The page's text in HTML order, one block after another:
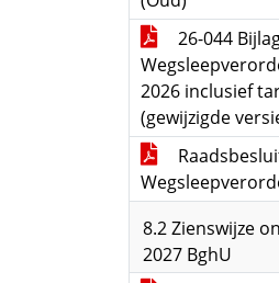
26-044
2026 inclusief
(gewijzigde
8.2 Zienswijze
2027 BghU